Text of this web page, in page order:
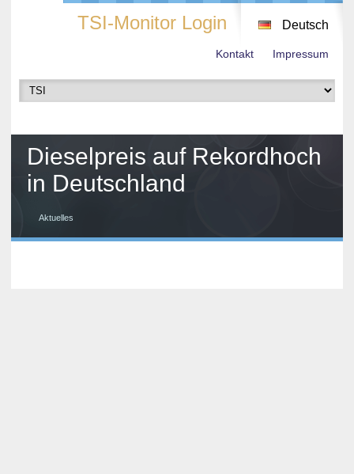
TSI-Monitor Login Deutsch
Kontakt Impressum
Dieselpreis auf Rekordhoch
in Deutschland
Aktuelles